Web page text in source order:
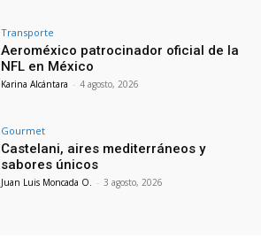
Transporte
Aeroméxico patrocinador oficial de la
NFL en México
Karina Alcántara - 4 agosto, 2026
Gourmet
Castelani, aires mediterráneos y
sabores únicos
Juan Luis Moncada O. - 3 agosto, 2026